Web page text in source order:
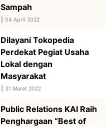
Sampah
04 April 2022
Dilayani Tokopedia
Perdekat Pegiat Usaha
Lokal dengan
Masyarakat
31 Maret 2022
Public Relations KAI Raih
Penghargaan “Best of